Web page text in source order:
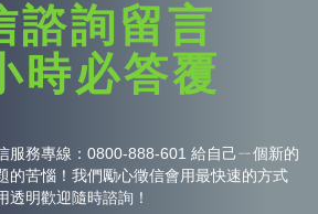
諮詢留言
時必答覆
服務專線：0800-888-601 給自己ㄧ個新的
的苦惱！我們勵心徵信會用最快速的方式
透明歡迎隨時諮詢！